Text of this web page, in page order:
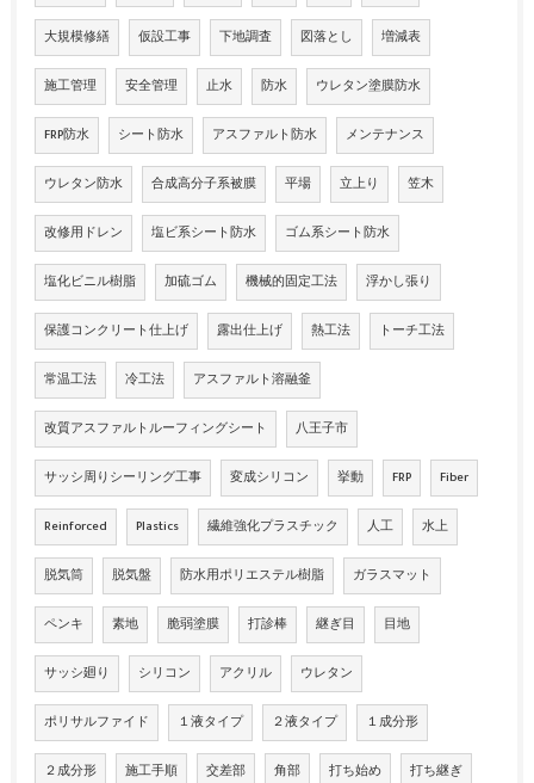
大規模修繕 仮設工事 下地調査 図落とし 増減表
施工管理 安全管理 止水 防水 ウレタン塗膜防水
FRP防水 シート防水 アスファルト防水 メンテナンス
ウレタン防水 合成高分子系被膜 平場 立上り 笠木
改修用ドレン 塩ビ系シート防水 ゴム系シート防水
塩化ビニル樹脂 加硫ゴム 機械的固定工法 浮かし張り
保護コンクリート仕上げ 露出仕上げ 熱工法 トーチ工法
常温工法 冷工法 アスファルト溶融釜
改質アスファルトルーフィングシート 八王子市
サッシ周りシーリング工事 変成シリコン 挙動 FRP Fiber
Reinforced Plastics 繊維強化プラスチック 人工 水上
脱気筒 脱気盤 防水用ポリエステル樹脂 ガラスマット
ペンキ 素地 脆弱塗膜 打診棒 継ぎ目 目地
サッシ廻り シリコン アクリル ウレタン
ポリサルファイド １液タイプ ２液タイプ １成分形
２成分形 施工手順 交差部 角部 打ち始め 打ち継ぎ